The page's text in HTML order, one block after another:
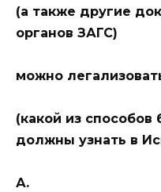
(а также другие
органов ЗАГС)
можно
(какой из
должны узнать в
А.